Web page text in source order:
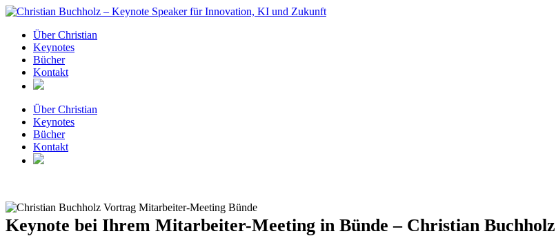
Zum
springenÜber Christian
Keynotes
Bücher
Kontakt
Über Christian
Keynotes
Bücher
Kontakt
Keynote bei Ihrem Mitarbeiter-Meeting in Bünde – Christian Buchholz